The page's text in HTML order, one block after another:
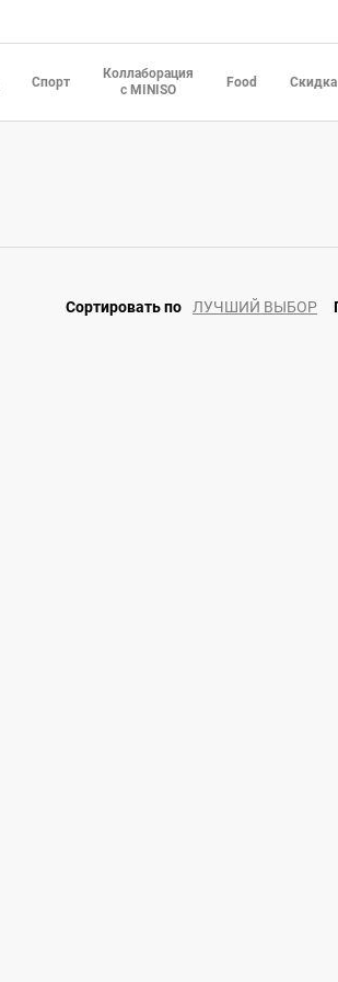
Спорт
Коллаборация
с MINISO
Food Скидка
ЛУЧШИЙ ВЫБОР